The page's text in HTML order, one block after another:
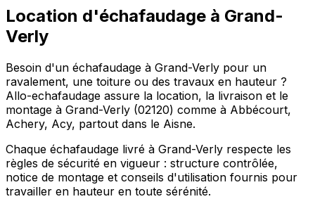
Location d'échafaudage à Grand-
Verly
Besoin d'un échafaudage à Grand-Verly pour un
ravalement, une toiture ou des travaux en hauteur ?
Allo-echafaudage assure la location, la livraison et le
montage à Grand-Verly (02120) comme à Abbécourt,
Achery, Acy, partout dans le Aisne.
Chaque échafaudage livré à Grand-Verly respecte les
règles de sécurité en vigueur : structure contrôlée,
notice de montage et conseils d'utilisation fournis pour
travailler en hauteur en toute sérénité.